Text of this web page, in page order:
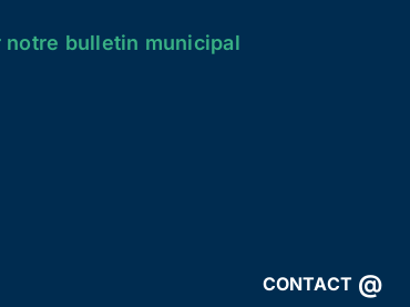
CONTACT @
notre bulletin municipal